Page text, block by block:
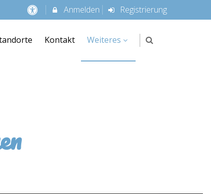
Anmelden Registrierung
Kontakt Weiteres